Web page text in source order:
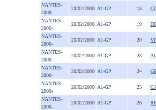
NANTES-
2000-
20/02/2000 A1-GP 18
NANTES-
2000-
20/02/2000 A1-GP 19
NANTES-
2000-
20/02/2000 A1-GP 20
NANTES-
2000-
20/02/2000 A1-GP 23
NANTES-
2000-
20/02/2000 A1-GP 24
NANTES-
2000-
20/02/2000 A1-GP 25
NANTES-
2000-
20/02/2000 A1-GP 26